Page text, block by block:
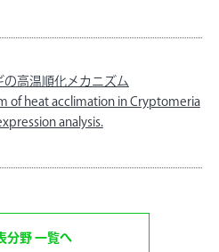
高温順化メカニズム
of heat acclimation in Cryptomeria
analysis.
分野 一覧へ